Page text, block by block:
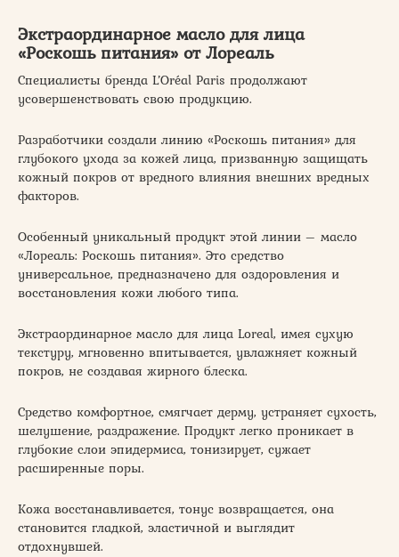
Экстраординарное масло для лица
«Роскошь питания» от Лореаль
Специалисты бренда L’Oréal Paris продолжают
усовершенствовать свою продукцию.
Разработчики создали линию «Роскошь питания» для
глубокого ухода за кожей лица, призванную защищать
кожный покров от вредного влияния внешних вредных
факторов.
Особенный уникальный продукт этой линии – масло
«Лореаль: Роскошь питания». Это средство
универсальное, предназначено для оздоровления и
восстановления кожи любого типа.
Экстраординарное масло для лица Loreal, имея сухую
текстуру, мгновенно впитывается, увлажняет кожный
покров, не создавая жирного блеска.
Средство комфортное, смягчает дерму, устраняет сухость,
шелушение, раздражение. Продукт легко проникает в
глубокие слои эпидермиса, тонизирует, сужает
расширенные поры.
Кожа восстанавливается, тонус возвращается, она
становится гладкой, эластичной и выглядит
отдохнувшей.